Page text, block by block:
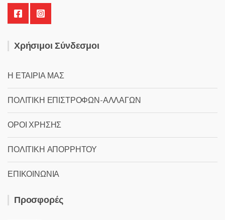
Χρήσιμοι Σύνδεσμοι
Η ΕΤΑΙΡΙΑ ΜΑΣ
ΠΟΛΙΤΙΚΗ ΕΠΙΣΤΡΟΦΩΝ-ΑΛΛΑΓΩΝ
ΟΡΟΙ ΧΡΗΣΗΣ
ΠΟΛΙΤΙΚΗ ΑΠΟΡΡΗΤΟΥ
ΕΠΙΚΟΙΝΩΝΙΑ
Προσφορές